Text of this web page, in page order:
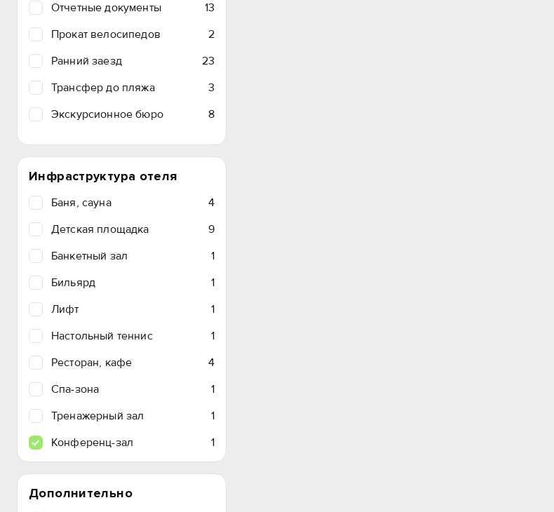
Отчетные документы
13
Прокат велосипедов
2
Ранний заезд
23
Трансфер до пляжа
3
Экскурсионное бюро
8
Инфраструктура отеля
Баня, сауна
4
Детская площадка
9
Банкетный зал
1
Бильярд
1
Лифт
1
Настольный теннис
1
Ресторан, кафе
4
Спа-зона
1
Тренажерный зал
1
Конференц-зал
1
Дополнительно